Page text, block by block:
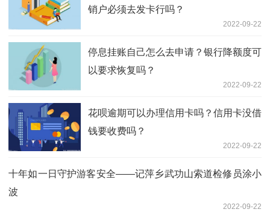
销户必须去发卡行吗？
2022-09-22
停息挂账自己怎么去申请？银行降额度可
以要求恢复吗？
2022-09-22
花呗逾期可以办理信用卡吗？信用卡没借
钱要收费吗？
2022-09-22
十年如一日守护游客安全——记萍乡武功山索道检修员涂小
波
2022-09-22